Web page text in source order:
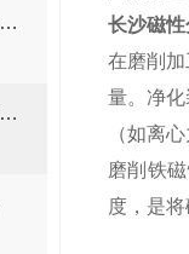
节约时间，提升质量：磁性机床排屑机在加工中的重要作用
磁性分离器——清洁与效率的革新工具
长沙磁
在磨削
量。净
（如离
磨削铁
度，是